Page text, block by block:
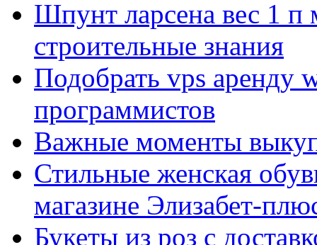
Шпунт ларсена вес 1 п
строительные знания
Подобрать vps аренду
программистов
Важные моменты
Стильные женская
магазине Элизабет-
Букеты из роз с